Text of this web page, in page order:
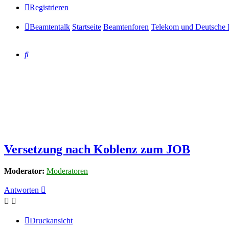
Registrieren
Beamtentalk Startseite Beamtenforen Telekom und Deutsche
Suche
Versetzung nach Koblenz zum JOB
Moderator: Moderatoren
Antworten
Druckansicht